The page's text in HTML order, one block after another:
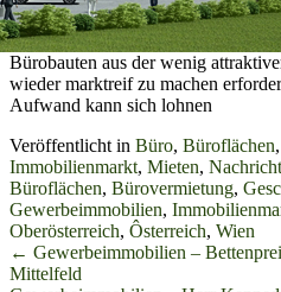
Bürobauten aus der wenig
wieder marktreif zu machen
Aufwand kann sich lohnen
Veröffentlicht in Büro, Büroflächen,
Immobilienmarkt, Mieten, Nachricht
Büroflächen, Bürovermietung,
Gewerbeimmobilien,
Oberösterreich, Ôsterreich, Wien
Beitrags-
← Gewerbeimmobilien –
Mittelfeld